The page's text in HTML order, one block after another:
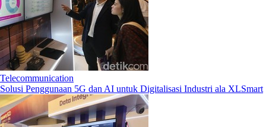
Telecommunication
Solusi Penggunaan 5G dan AI untuk Digitalisasi Industri ala XLSmart